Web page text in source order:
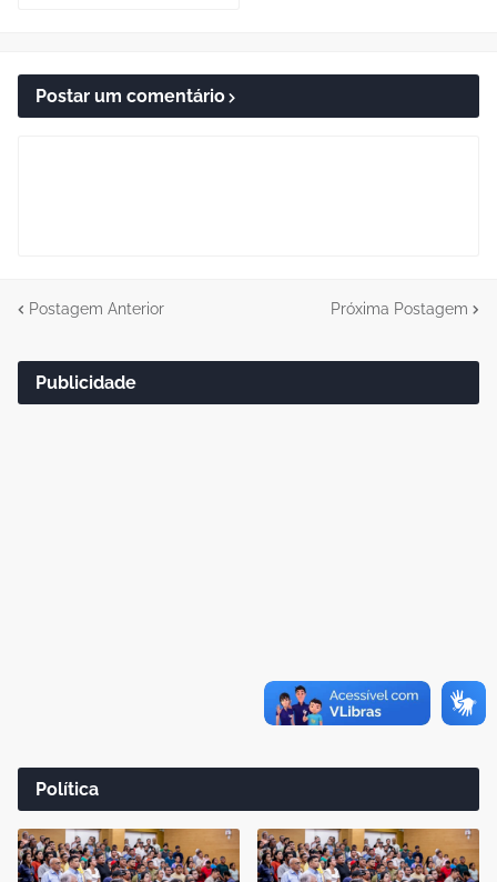
Postar um comentário
Postagem Anterior Próxima Postagem
Publicidade
Política